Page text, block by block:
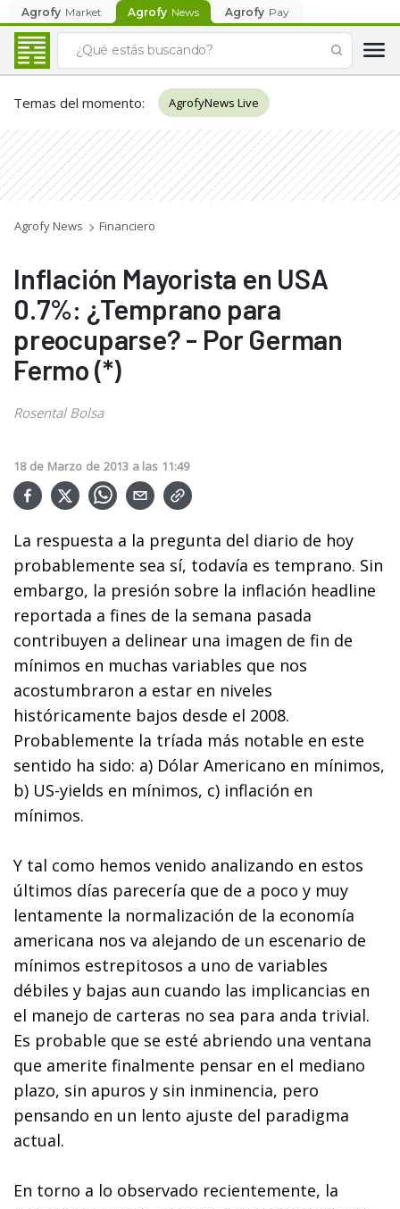
Agrofy Market Agrofy News Agrofy Pay
Temas del momento: AgrofyNews Live
Agrofy News Financiero
Inflación Mayorista en USA
0.7%: ¿Temprano para
preocuparse? - Por German
Fermo (*)
Rosental Bolsa
18 de Marzo de 2013 a las 11:49
La respuesta a la pregunta del diario de hoy
probablemente sea sí, todavía es temprano. Sin
embargo, la presión sobre la inflación headline
reportada a fines de la semana pasada
contribuyen a delinear una imagen de fin de
mínimos en muchas variables que nos
acostumbraron a estar en niveles
históricamente bajos desde el 2008.
Probablemente la tríada más notable en este
sentido ha sido: a) Dólar Americano en mínimos,
b) US-yields en mínimos, c) inflación en
mínimos.
Y tal como hemos venido analizando en estos
últimos días parecería que de a poco y muy
lentamente la normalización de la economía
americana nos va alejando de un escenario de
mínimos estrepitosos a uno de variables
débiles y bajas aun cuando las implicancias en
el manejo de carteras no sea para anda trivial.
Es probable que se esté abriendo una ventana
que amerite finalmente pensar en el mediano
plazo, sin apuros y sin inminencia, pero
pensando en un lento ajuste del paradigma
actual.
En torno a lo observado recientemente, la